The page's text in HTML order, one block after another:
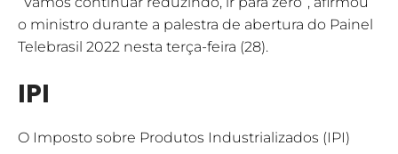
o ministro durante a palestra de abertura do Painel
Telebrasil 2022 nesta terça-feira (28).
IPI
O Imposto sobre Produtos Industrializados (IPI)